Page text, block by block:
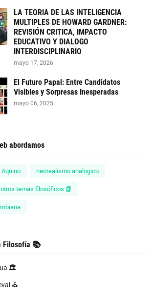
LA TEORIA DE LAS INTELIGENCIA
MULTIPLES DE HOWARD GARDNER:
REVISIÓN CRITICA, IMPACTO
EDUCATIVO Y DIALOGO
INTERDISCIPLINARIO
mayo 17, 2026
El Futuro Papal: Entre Candidatos
Visibles y Sorpresas Inesperadas
mayo 06, 2025
abordamos
Aquino neorealismo analogico
otros temas filosóficos 📘
Filosofía 📚
🏛️
⛪